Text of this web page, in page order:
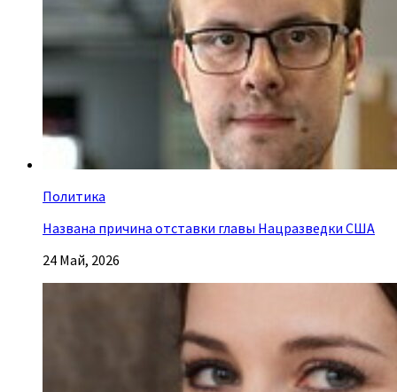
Политика
Названа причина отставки главы Нацразведки США
24 Май, 2026